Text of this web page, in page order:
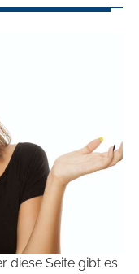
diese Seite gibt es